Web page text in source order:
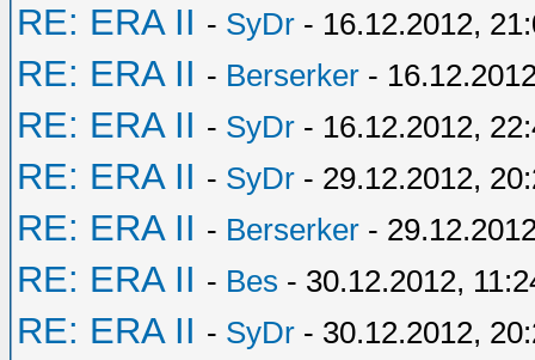
RE: ERA II - SyDr - 16.12.2012,
RE: ERA II - Berserker -
RE: ERA II - SyDr - 16.12.2012,
RE: ERA II - SyDr - 29.12.2012,
RE: ERA II - Berserker -
RE: ERA II - Bes - 30.12.2012,
RE: ERA II - SyDr - 30.12.2012,